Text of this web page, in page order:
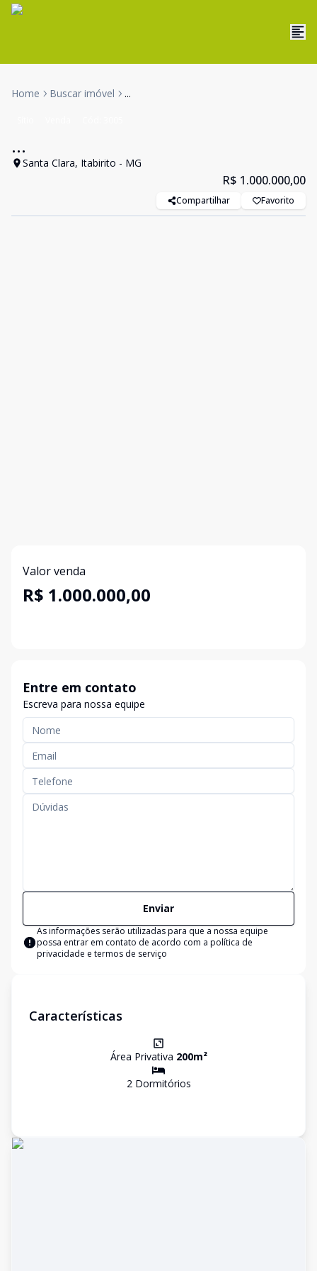
Home Buscar imóvel ...
...
Santa Clara, Itabirito - MG
R$ 1.000.000,00
Compartilhar Favorito
Valor venda
R$ 1.000.000,00
Entre em contato
Escreva para nossa equipe
Enviar
As informações serão utilizadas para que a nossa equipe
possa entrar em contato de acordo com a política de
privacidade e termos de serviço
Características
Área Privativa 200m²
2Dormitórios